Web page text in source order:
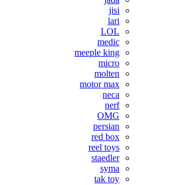
jisi
lari
LOL
medic
meeple king
micro
molten
motor max
neca
nerf
OMG
persian
red box
reel toys
staedler
syma
tak toy